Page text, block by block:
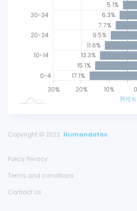
5.1%
6.3%
7.7%
9.5%
11.6%
13.3%
15.1%
17.1%
30-34
20-24
10-14
0-4
35%
30%
25% 20%
15% 10%
5%
30%
40%
50%
男性%
Copyright © 2022 Humandatas
Policy Privacy
Terms and conditions
Contact Us